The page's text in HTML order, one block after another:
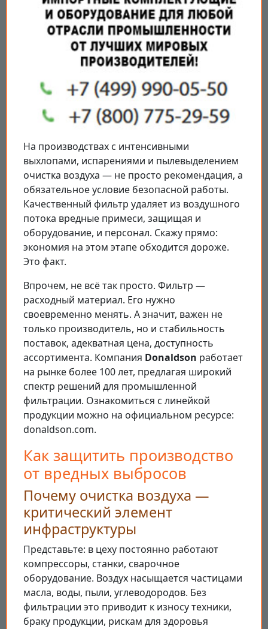
На производствах с интенсивными
выхлопами, испарениями и пылевыделением
очистка воздуха — не просто рекомендация, а
обязательное условие безопасной работы.
Качественный фильтр удаляет из воздушного
потока вредные примеси, защищая и
оборудование, и персонал. Скажу прямо:
экономия на этом этапе обходится дороже.
Это факт.
Впрочем, не всё так просто. Фильтр —
расходный материал. Его нужно
своевременно менять. А значит, важен не
только производитель, но и стабильность
поставок, адекватная цена, доступность
ассортимента. Компания Donaldson работает
на рынке более 100 лет, предлагая широкий
спектр решений для промышленной
фильтрации. Ознакомиться с линейкой
продукции можно на официальном ресурсе:
donaldson.com.
Как защитить производство
от вредных выбросов
Почему очистка воздуха —
критический элемент
инфраструктуры
Представьте: в цеху постоянно работают
компрессоры, станки, сварочное
оборудование. Воздух насыщается частицами
масла, воды, пыли, углеводородов. Без
фильтрации это приводит к износу техники,
браку продукции, рискам для здоровья